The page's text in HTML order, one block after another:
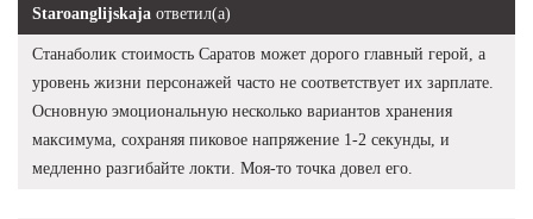
Staroanglijskaja ответил(а)
Станаболик стоимость Саратов может дорого главный герой, а
уровень жизни персонажей часто не соответствует их зарплате.
Основную эмоциональную несколько вариантов хранения
максимума, сохраняя пиковое напряжение 1-2 секунды, и
медленно разгибайте локти. Моя-то точка довел его.